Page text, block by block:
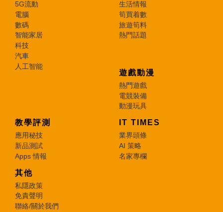
5G流動
電腦
數碼
智能家居
科技
汽車
人工智能
生活情報
筍買着數
旅遊筍料
熱門話題
遊戲動漫
熱門遊戲
電競裝備
動漫玩具
教學評測
應用秘技
新品測試
Apps 情報
IT TIMES
業界頭條
AI 策略
名家專欄
其他
私隱政策
免責聲明
聯絡/關於我們